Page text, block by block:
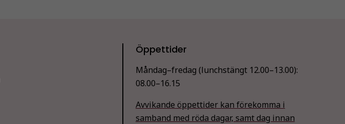
Öppettider
Måndag–fredag (lunchstängt 12.00–13.00):
08.00–16.15
Avvikande öppettider kan förekomma i
samband med röda dagar, samt dag innan